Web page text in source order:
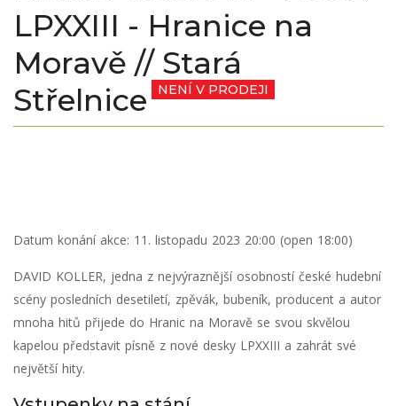
LPXXIII - Hranice na
Moravě // Stará
Střelnice
NENÍ V PRODEJI
Datum konání akce: 11. listopadu 2023 20:00 (open 18:00)
DAVID KOLLER, jedna z nejvýraznější osobností české hudební
scény posledních desetiletí, zpěvák, bubeník, producent a autor
mnoha hitů přijede do Hranic na Moravě se svou skvělou
kapelou představit písně z nové desky LPXXIII a zahrát své
největší hity.